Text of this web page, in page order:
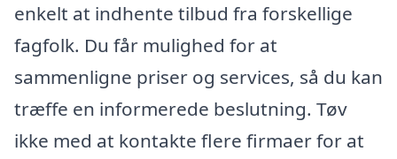
enkelt at indhente tilbud fra forskellige
fagfolk. Du får mulighed for at
sammenligne priser og services, så du kan
træffe en informerede beslutning. Tøv
ikke med at kontakte flere firmaer for at